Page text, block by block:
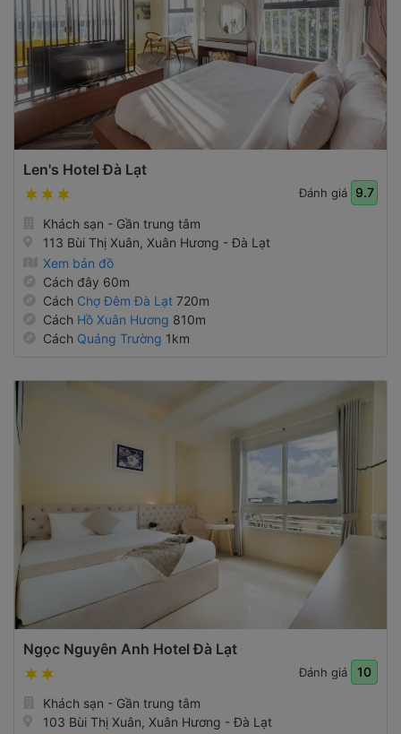
Len's Hotel Đà Lạt
Đánh giá 9.7
Khách sạn - Gần trung tâm
113 Bùi Thị Xuân, Xuân Hương - Đà Lạt
Xem bản đồ
Cách đây 60m
Cách Chợ Đêm Đà Lạt 720m
Cách Hồ Xuân Hương 810m
Cách Quảng Trường 1km
Ngọc Nguyên Anh Hotel Đà Lạt
Đánh giá 10
Khách sạn - Gần trung tâm
103 Bùi Thị Xuân, Xuân Hương - Đà Lạt